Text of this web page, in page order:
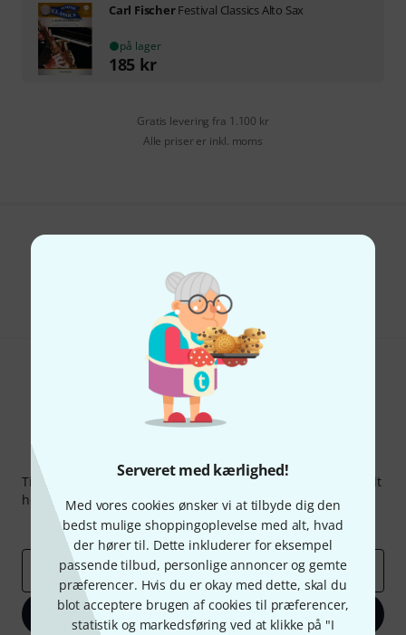
Serveret med kærlighed!
Med vores cookies ønsker vi at tilbyde dig den
bedst mulige shoppingoplevelse med alt, hvad
der hører til. Dette inkluderer for eksempel
passende tilbud, personlige annoncer og gemte
præferencer. Hvis du er okay med dette, skal du
blot acceptere brugen af cookies til præferencer,
statistik og markedsføring ved at klikke på "I
Carl FischerFestival Classics Alto Sax
på lager
185 kr
Gratis levering fra 1.100 kr
Alle priser er inkl. moms
Hjælp og feedback
Thomann Newsletter
Tilmeld dig Thomann Nyhedsbrevet på engelsk og med lidt
held kan du vinde en af50 gavekorthver værdi 50 €
Inspirerende bidrag
Tilbud Thomann-indsigter
Email adresse *
Tilmeld dig nu